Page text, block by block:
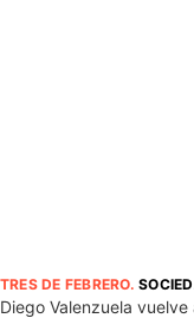
TRES DE FEBRERO.
Diego Valenzuela